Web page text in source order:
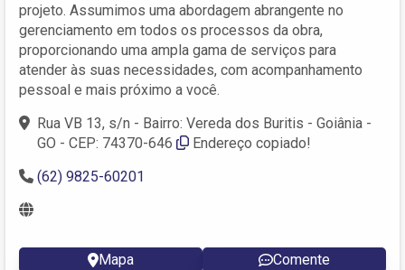
projeto. Assumimos uma abordagem abrangente no
gerenciamento em todos os processos da obra,
proporcionando uma ampla gama de serviços para
atender às suas necessidades, com acompanhamento
pessoal e mais próximo a você.
Rua VB 13, s/n - Bairro: Vereda dos Buritis - Goiânia -
GO - CEP: 74370-646
Endereço copiado!
(62) 9825-60201
Mapa Comente